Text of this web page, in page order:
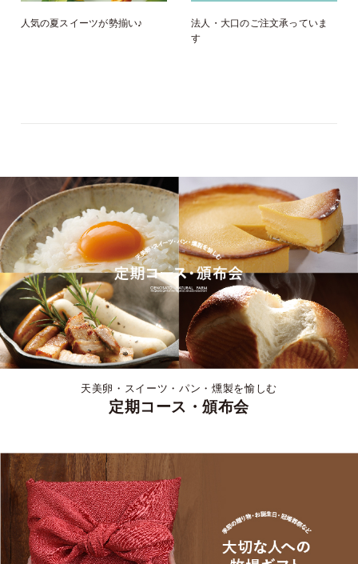
人気の夏スイーツが勢揃い♪
法人・大口のご注文承っていま
す
天美卵・スイーツ・パン・燻製を愉しむ
定期コース・頒布会